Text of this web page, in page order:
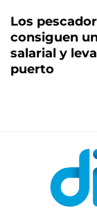
Los
consiguen
salarial y
puerto